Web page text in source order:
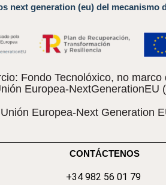
next generation (eu) del mecanismo
Fondo Tecnolóxico, no
Europea-NextGenerationEU
Europea-Next Generation
CONTÁCTENOS
+34 982 56 01 79